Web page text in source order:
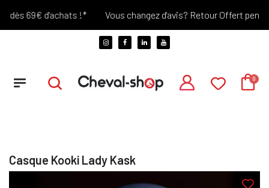
69€ d'achats !* Vous changez d'avis? Retour Offert pendant
Casque Kooki Lady Kask